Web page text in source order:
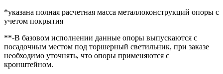
*указана полная расчетная масса металлоконструкций опоры с
учетом покрытия
**-В базовом исполнении данные опоры выпускаются с
посадочным местом под торшерный светильник, при заказе
необходимо уточнять, что опоры применяются с
кронштейном.